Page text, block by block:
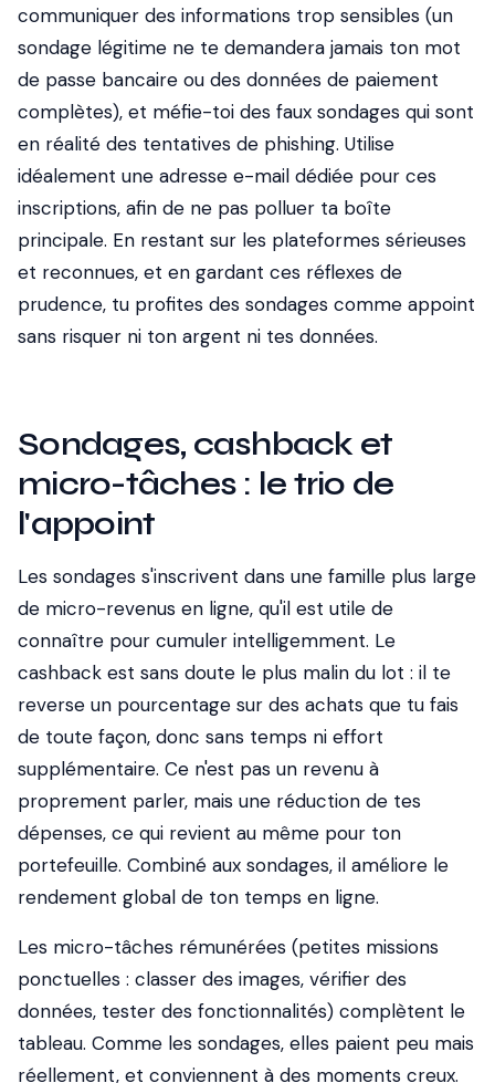
communiquer des informations trop sensibles (un
sondage légitime ne te demandera jamais ton mot
de passe bancaire ou des données de paiement
complètes), et méfie-toi des faux sondages qui sont
en réalité des tentatives de phishing. Utilise
idéalement une adresse e-mail dédiée pour ces
inscriptions, afin de ne pas polluer ta boîte
principale. En restant sur les plateformes sérieuses
et reconnues, et en gardant ces réflexes de
prudence, tu profites des sondages comme appoint
sans risquer ni ton argent ni tes données.
Sondages, cashback et
micro-tâches : le trio de
l'appoint
Les sondages s'inscrivent dans une famille plus large
de micro-revenus en ligne, qu'il est utile de
connaître pour cumuler intelligemment. Le
cashback est sans doute le plus malin du lot : il te
reverse un pourcentage sur des achats que tu fais
de toute façon, donc sans temps ni effort
supplémentaire. Ce n'est pas un revenu à
proprement parler, mais une réduction de tes
dépenses, ce qui revient au même pour ton
portefeuille. Combiné aux sondages, il améliore le
rendement global de ton temps en ligne.
Les micro-tâches rémunérées (petites missions
ponctuelles : classer des images, vérifier des
données, tester des fonctionnalités) complètent le
tableau. Comme les sondages, elles paient peu mais
réellement, et conviennent à des moments creux.